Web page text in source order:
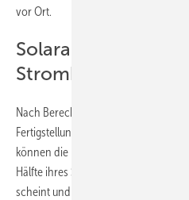
vor Ort.
Solaranlage liefert
Strombedarfs
Nach Berechnungen der
Fertigstellung jedes Jahr rund 690
können die Haushalte in den
Hälfte ihres Strombedarfs selbst
scheint und die Speicher leer sind,